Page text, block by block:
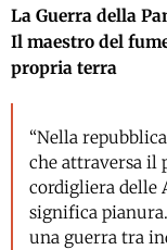
La Guerra della
Il maestro del
propria terra
“Nella
che attraversa il
cordigliera delle
significa
una guerra tra